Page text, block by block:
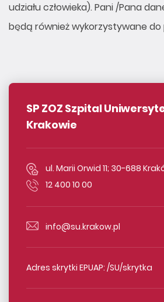
udziału człowieka). Pani /Pana
będą również wykorzystywane
SP ZOZ Szpital
Krakowie
ul. Marii Orwid 11; 30-688
12 400 10 00
info@su.krakow.pl
Adres skrytki EPUAP: /SU/skrytka